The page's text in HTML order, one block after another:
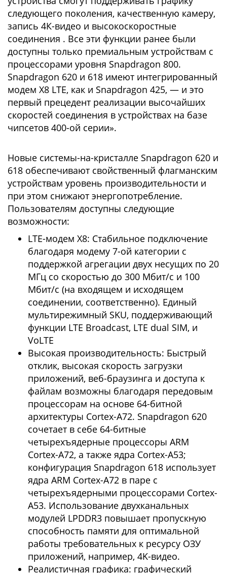
следующего поколения, качественную камеру,
запись 4К-видео и высокоскоростные
соединения . Все эти функции ранее были
доступны только премиальным устройствам с
процессорами уровня Snapdragon 800.
Snapdragon 620 и 618 имеют интегрированный
модем X8 LTE, как и Snapdragon 425, — и это
первый прецедент реализации высочайших
скоростей соединения в устройствах на базе
чипсетов 400-ой серии».
Новые системы-на-кристалле Snapdragon 620 и
618 обеспечивают свойственный флагманским
устройствам уровень производительности и
при этом снижают энергопотребление.
Пользователям доступны следующие
возможности:
LTE-модем X8: Стабильное подключение
благодаря модему 7-ой категории с
поддержкой агрегации двух несущих по 20
МГц со скоростью до 300 Мбит/с и 100
Мбит/с (на входящем и исходящем
соединении, соответственно). Единый
мультирежимный SKU, поддерживающий
функции LTE Broadcast, LTE dual SIM, и
VoLTE
Высокая производительность: Быстрый
отклик, высокая скорость загрузки
приложений, веб-браузинга и доступа к
файлам возможны благодаря передовым
процессорам на основе 64-битной
архитектуры Cortex-A72. Snapdragon 620
сочетает в себе 64-битные
четырехъядерные процессоры ARM
Cortex-A72, а также ядра Cortex-A53;
конфигурация Snapdragon 618 использует
ядра ARM Cortex-A72 в паре с
четырехъядерными процессорами Cortex-
A53. Использование двухканальных
модулей LPDDR3 повышает пропускную
способность памяти для оптимальной
работы требовательных к ресурсу ОЗУ
приложений, например, 4K-видео.
Реалистичная графика: графический